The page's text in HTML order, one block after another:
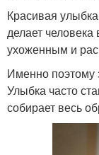
Красивая
делает
ухоженным и
Именно поэтому
Улыбка часто
собирает весь